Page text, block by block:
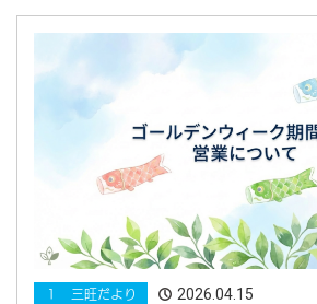
１ 三旺だより 2026.04.15